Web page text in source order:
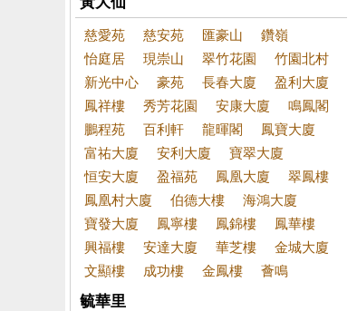
慈愛苑 慈安苑 匯豪山
鑽嶺
怡庭居
現崇山 翠竹花園
竹園北村
新光中心
豪苑 長春大廈
盈利大廈
鳳祥樓
秀芳花園 安康大廈
鳴鳳閣
鵬程苑
百利軒 龍暉閣
鳳寶大廈
富祐大廈
安利大廈
寶翠大廈
恒安大廈
盈福苑 鳳凰大廈
翠鳳樓
鳳凰村大廈
伯德大樓
海鴻大廈
寶發大廈
鳳寧樓 鳳錦樓
鳳華樓
興福樓
安達大廈 華芝樓
金城大廈
文顯樓
成功樓 金鳳樓 薈鳴
毓華里